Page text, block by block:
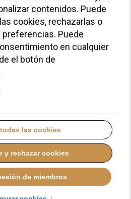
a Madrid
lectura
y un
17:23